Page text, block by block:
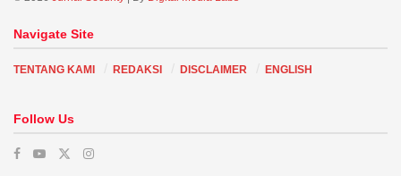
Navigate Site
TENTANG KAMI REDAKSI DISCLAIMER ENGLISH
Follow Us